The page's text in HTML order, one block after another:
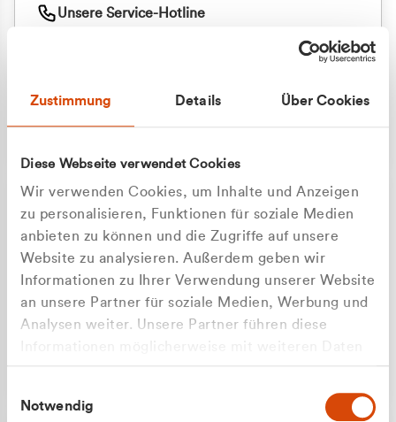
Zustimmung Details Über Cookies
Diese Webseite verwendet Cookies
Wir verwenden Cookies, um Inhalte und Anzeigen
zu personalisieren, Funktionen für soziale Medien
anbieten zu können und die Zugriffe auf unsere
Website zu analysieren. Außerdem geben wir
Informationen zu Ihrer Verwendung unserer Website
an unsere Partner für soziale Medien, Werbung und
Analysen weiter. Unsere Partner führen diese
gesammelt haben.
Notwendig
Unsere Service-Hotline
+49 177 8376058
Apilash Balanesan